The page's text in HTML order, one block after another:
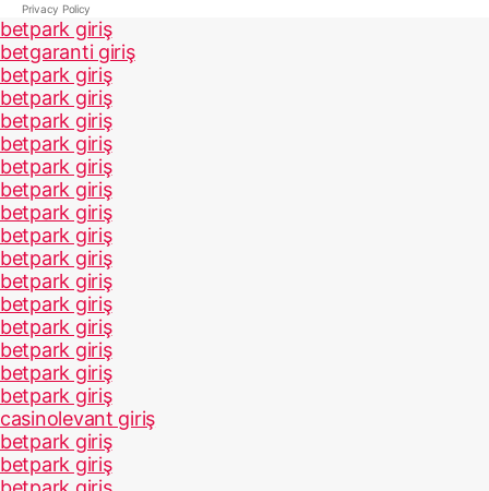
Privacy Policy
betpark giriş
betgaranti giriş
betpark giriş
betpark giriş
betpark giriş
betpark giriş
betpark giriş
betpark giriş
betpark giriş
betpark giriş
betpark giriş
betpark giriş
betpark giriş
betpark giriş
betpark giriş
betpark giriş
betpark giriş
casinolevant giriş
betpark giriş
betpark giriş